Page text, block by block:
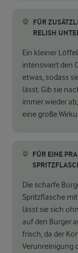
FÜR
RELISH
Ein kleiner
intensiviert den
etwas, sodass
lässt. Gib sie
immer wieder
eine große
FÜR EINE
Die scharfe
Spritzflasche
lässt sie sich
auf den Burger
frisch, da der
Verunreinigung